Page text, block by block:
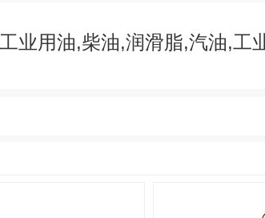
业用油,柴油,润滑脂,汽油,工